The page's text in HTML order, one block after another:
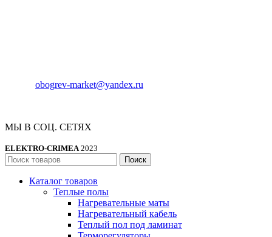
obogrev-market@yandex.ru
МЫ В СОЦ. СЕТЯХ
ELEKTRO-CRIMEA 2023
Поиск
Каталог товаров
Теплые полы
Нагревательные маты
Нагревательный кабель
Теплый пол под ламинат